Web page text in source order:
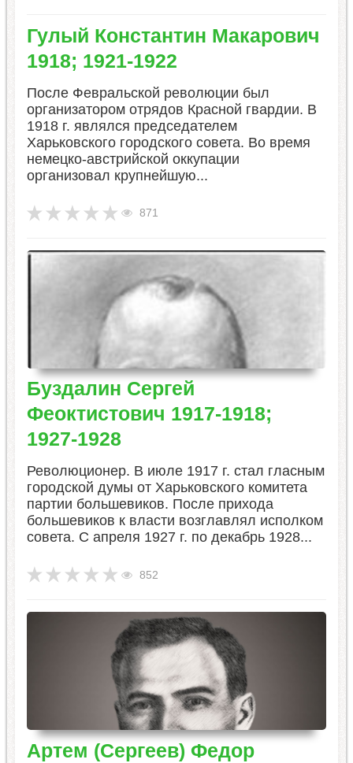
​Гулый Константин Макарович
1918; 1921-1922
После Февральской революции был
организатором отрядов Красной гвардии. В
1918 г. являлся председателем
Харьковского городского совета. Во время
немецко-австрийской оккупации
организовал крупнейшую...
871
Буздалин Сергей
Феоктистович 1917-1918;
1927-1928
Революционер. В июле 1917 г. стал гласным
городской думы от Харьковского комитета
партии большевиков. После прихода
большевиков к власти возглавлял исполком
совета. С апреля 1927 г. по декабрь 1928...
852
​Артем (Сергеев) Федор